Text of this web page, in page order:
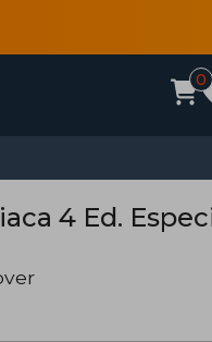
0
4 Ed.